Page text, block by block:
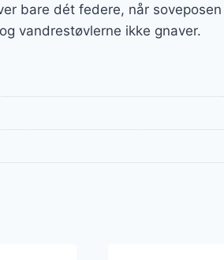
bare dét federe, når
vandrestøvlerne ikke gnaver.